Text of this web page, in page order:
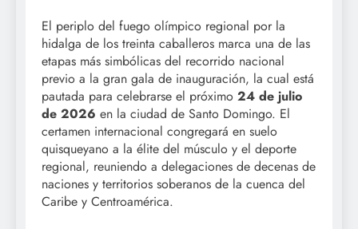
El periplo del fuego olímpico regional por la
hidalga de los treinta caballeros marca una de las
etapas más simbólicas del recorrido nacional
previo a la gran gala de inauguración, la cual está
pautada para celebrarse el próximo 24 de julio
de 2026 en la ciudad de Santo Domingo. El
certamen internacional congregará en suelo
quisqueyano a la élite del músculo y el deporte
regional, reuniendo a delegaciones de decenas de
naciones y territorios soberanos de la cuenca del
Caribe y Centroamérica.